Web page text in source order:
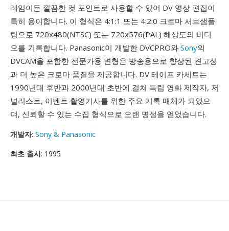
레임이든 깔끔한 컷 포인트로 사용할 수 있어 DV 영상 편집이
특히 용이합니다. 이 형식은 4:1:1 또는 4:2:0 크로마 서브샘플
링으로 720x480(NTSC) 또는 720x576(PAL) 해상도의 비디
오를 기록합니다. Panasonic이 개발한 DVCPRO와 Sony의
DVCAM을 포함한 전문가용 변형은 방송용으로 향상된 견고성
과 더 높은 크로마 품질을 제공합니다. DV 테이프 카세트는
1990년대 후반과 2000년대 초반에 걸쳐 독립 영화 제작자, 저
널리스트, 이벤트 촬영기사를 위한 주요 기록 매체가 되었으
며, 신뢰할 수 있는 수집 형식으로 오랜 명성을 얻었습니다.
개발자: Sony & Panasonic
최초 출시: 1995